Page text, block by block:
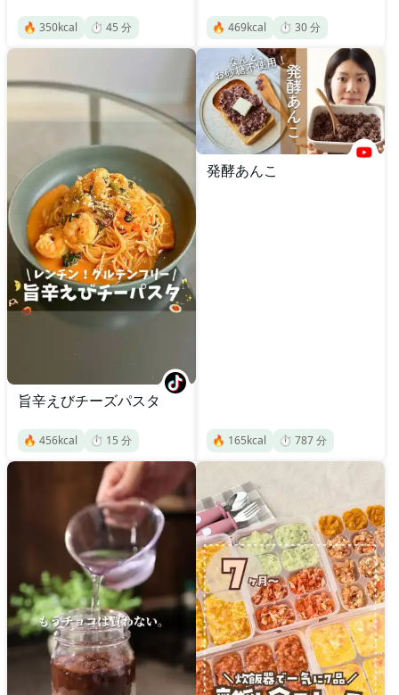
🔥 350kcal ⏱️ 45 分 🔥 469kcal ⏱️ 30分
旨辛えびチーズパスタ
🔥 456kcal ⏱️ 15 分
発酵あんこ
🔥 165kcal ⏱️ 787分